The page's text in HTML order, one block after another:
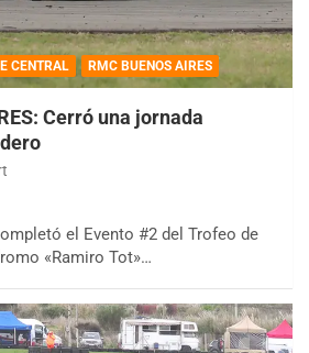
CENTRAL RMC BUENOS AIRES
Cerró una jornada
el Evento #2 del Trofeo de
«Ramiro Tot»…